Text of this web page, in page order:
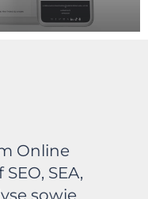
Online
SEA,
sowie